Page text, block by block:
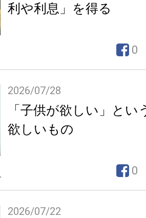
利や利息」を得る
0
2026/07/28
「子供が欲しい」とい
欲しいもの
0
2026/07/22